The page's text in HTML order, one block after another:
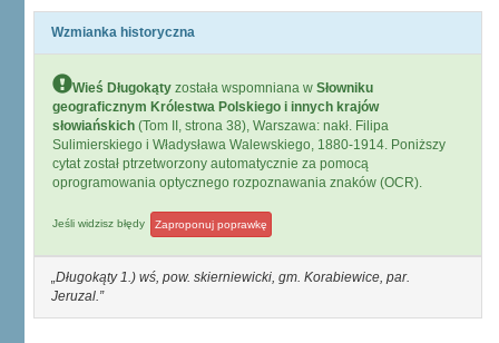
Wzmianka historyczna
Wieś Długokąty została wspomniana w Słowniku
geograficznym Królestwa Polskiego i innych krajów
słowiańskich (Tom II, strona 38), Warszawa: nakł. Filipa
Sulimierskiego i Władysława Walewskiego, 1880-1914. Poniższy
cytat został ptrzetworzony automatycznie za pomocą
oprogramowania optycznego rozpoznawania znaków (OCR).
Jeśli widzisz błędy Zaproponuj poprawkę
Długokąty 1.) wś, pow. skierniewicki, gm. Korabiewice, par.
Jeruzal.